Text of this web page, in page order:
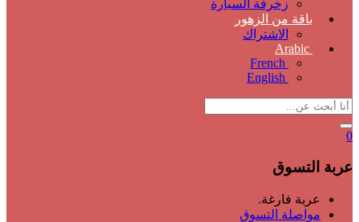
زخرفة السيارة
باقة من الزهور
الاشتراك
Arabic
French
English
0
عربة التسوق
عربة فارغة.
مواصلة التسوق